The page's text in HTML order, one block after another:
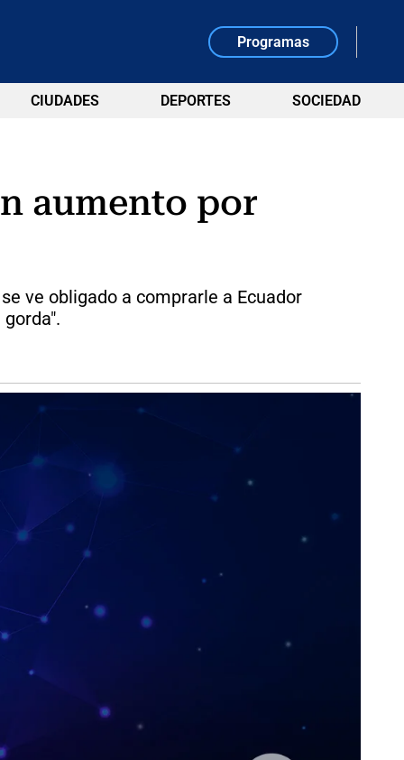
Programas
CIUDADES DEPORTES SOCIEDAD
aumento por
ve obligado a comprarle a Ecuador